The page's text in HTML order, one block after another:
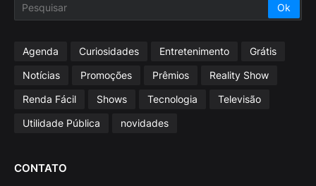
Agenda Curiosidades Entretenimento
Grátis
Notícias
Promoções Prêmios
Reality Show
Renda Fácil
Shows Tecnologia
Televisão
Utilidade Pública
novidades
CONTATO